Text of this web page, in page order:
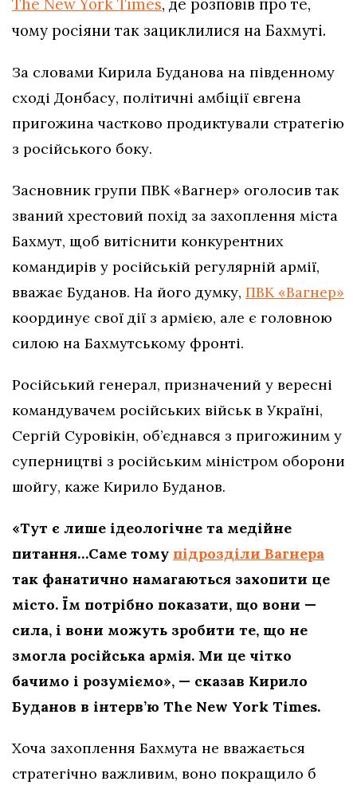
The New York Times, де розповів про те,
чому росіяни так зациклилися на Бахмуті.
За словами Кирила Буданова на південному
сході Донбасу, політичні амбіції євгена
пригожина частково продиктували стратегію
з російського боку.
Засновник групи ПВК «Вагнер» оголосив так
званий хрестовий похід за захоплення міста
Бахмут, щоб витіснити конкурентних
командирів у російській регулярній армії,
вважає Буданов. На його думку, ПВК «Вагнер»
координує свої дії з армією, але є головною
силою на Бахмутському фронті.
Російський генерал, призначений у вересні
командувачем російських військ в Україні,
Сергій Суровікін, об’єднався з пригожиним у
суперництві з російським міністром оборони
шойгу, каже Кирило Буданов.
«Тут є лише ідеологічне та медійне
питання…Саме тому підрозділи Вагнера
так фанатично намагаються захопити це
місто. Їм потрібно показати, що вони —
сила, і вони можуть зробити те, що не
змогла російська армія. Ми це чітко
бачимо і розуміємо», — сказав Кирило
Буданов в інтерв’ю The New York Times.
Хоча захоплення Бахмута не вважається
стратегічно важливим, воно покращило б